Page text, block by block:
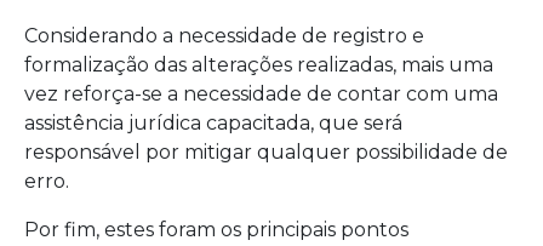
Considerando a necessidade de registro e
formalização das alterações realizadas, mais uma
vez reforça-se a necessidade de contar com uma
assistência jurídica capacitada, que será
responsável por mitigar qualquer possibilidade de
erro.
Por fim, estes foram os principais pontos